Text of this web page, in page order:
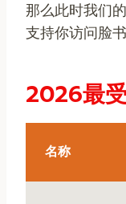
那么此时我们
支持你访问脸
2026最
名称